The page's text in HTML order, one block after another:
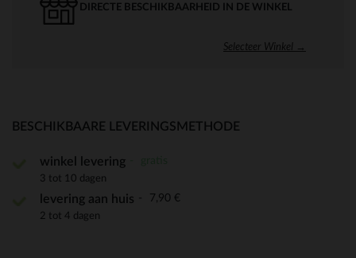
DIRECTE BESCHIKBAARHEID IN DE WINKEL
Selecteer Winkel →
BESCHIKBAARE LEVERINGSMETHODE
winkel levering
3 tot 10 dagen
levering aan huis 7,90 €
2 tot 4 dagen